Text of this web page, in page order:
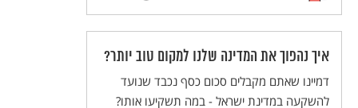
איך נהפוך את המדינה שלנו למקום טוב יותר?
דמיינו שאתם מקבלים סכום כסף נכבד שנועד
להשקעה במדינת ישראל - במה תשקיעו אותו?